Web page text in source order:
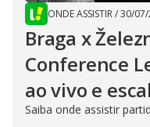
ONDE ASSISTIR/30/
Braga x
Conference
ao vivo e
Saiba onde assistir